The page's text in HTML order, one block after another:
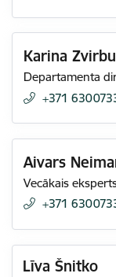
Karina
Departamenta
+371
Aivars
Vecākais
+371
Līva Šnitko